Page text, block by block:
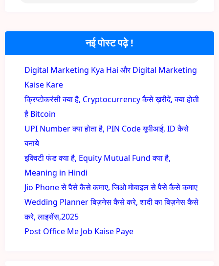
नई पोस्ट पढ़े !
Digital Marketing Kya Hai और Digital Marketing
Kaise Kare
क्रिप्टोकरंसी क्या है, Cryptocurrency कैसे ख़रीदें, क्या होती
है Bitcoin
UPI Number क्या होता है, PIN Code यूपीआई, ID कैसे
बनाये
इक्विटी फंड क्या है, Equity Mutual Fund क्या है,
Meaning in Hindi
Jio Phone से पैसे कैसे कमाए, जिओ मोबाइल से पैसे कैसे कमाए
Wedding Planner बिज़नेस कैसे करे, शादी का बिज़नेस कैसे
करे, लाइसेंस,2025
Post Office Me Job Kaise Paye